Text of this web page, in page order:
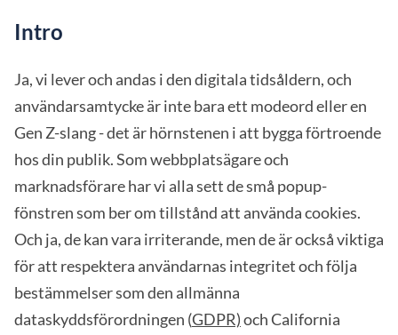
Intro
Ja, vi lever och andas i den digitala tidsåldern, och
användarsamtycke är inte bara ett modeord eller en
Gen Z-slang - det är hörnstenen i att bygga förtroende
hos din publik. Som webbplatsägare och
marknadsförare har vi alla sett de små popup-
fönstren som ber om tillstånd att använda cookies.
Och ja, de kan vara irriterande, men de är också viktiga
för att respektera användarnas integritet och följa
bestämmelser som den allmänna
dataskyddsförordningen (GDPR)och California